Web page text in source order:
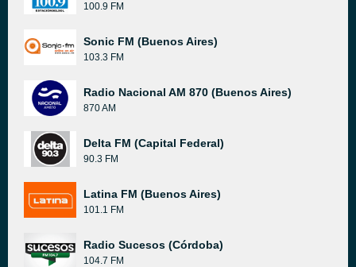
100.9 FM
Sonic FM (Buenos Aires)
103.3 FM
Radio Nacional AM 870 (Buenos Aires)
870 AM
Delta FM (Capital Federal)
90.3 FM
Latina FM (Buenos Aires)
101.1 FM
Radio Sucesos (Córdoba)
104.7 FM